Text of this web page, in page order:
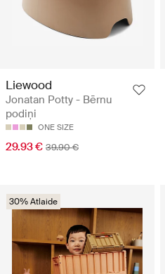
Liewood
Jonatan Potty - Bērnu
podiņi
ONE SIZE
29.93 € 39.90 €
30% Atlaide